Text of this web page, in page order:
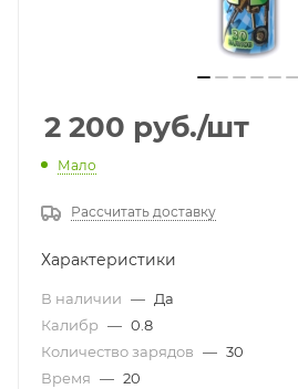
2 200 руб./шт
Мало
Рассчитать доставку
Характеристики
В наличии — Да
Калибр — 0.8
Количество зарядов — 30
Время — 20